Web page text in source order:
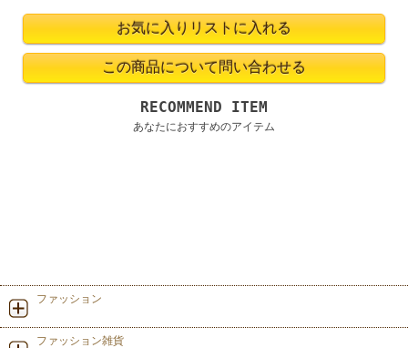
RECOMMEND ITEM
あなたにおすすめのアイテム
ファッション
ファッション雑貨